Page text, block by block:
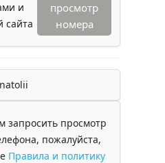
и
сайта
просмотр
номера
запросить просмотр
пожалуйста,
Правила и политику